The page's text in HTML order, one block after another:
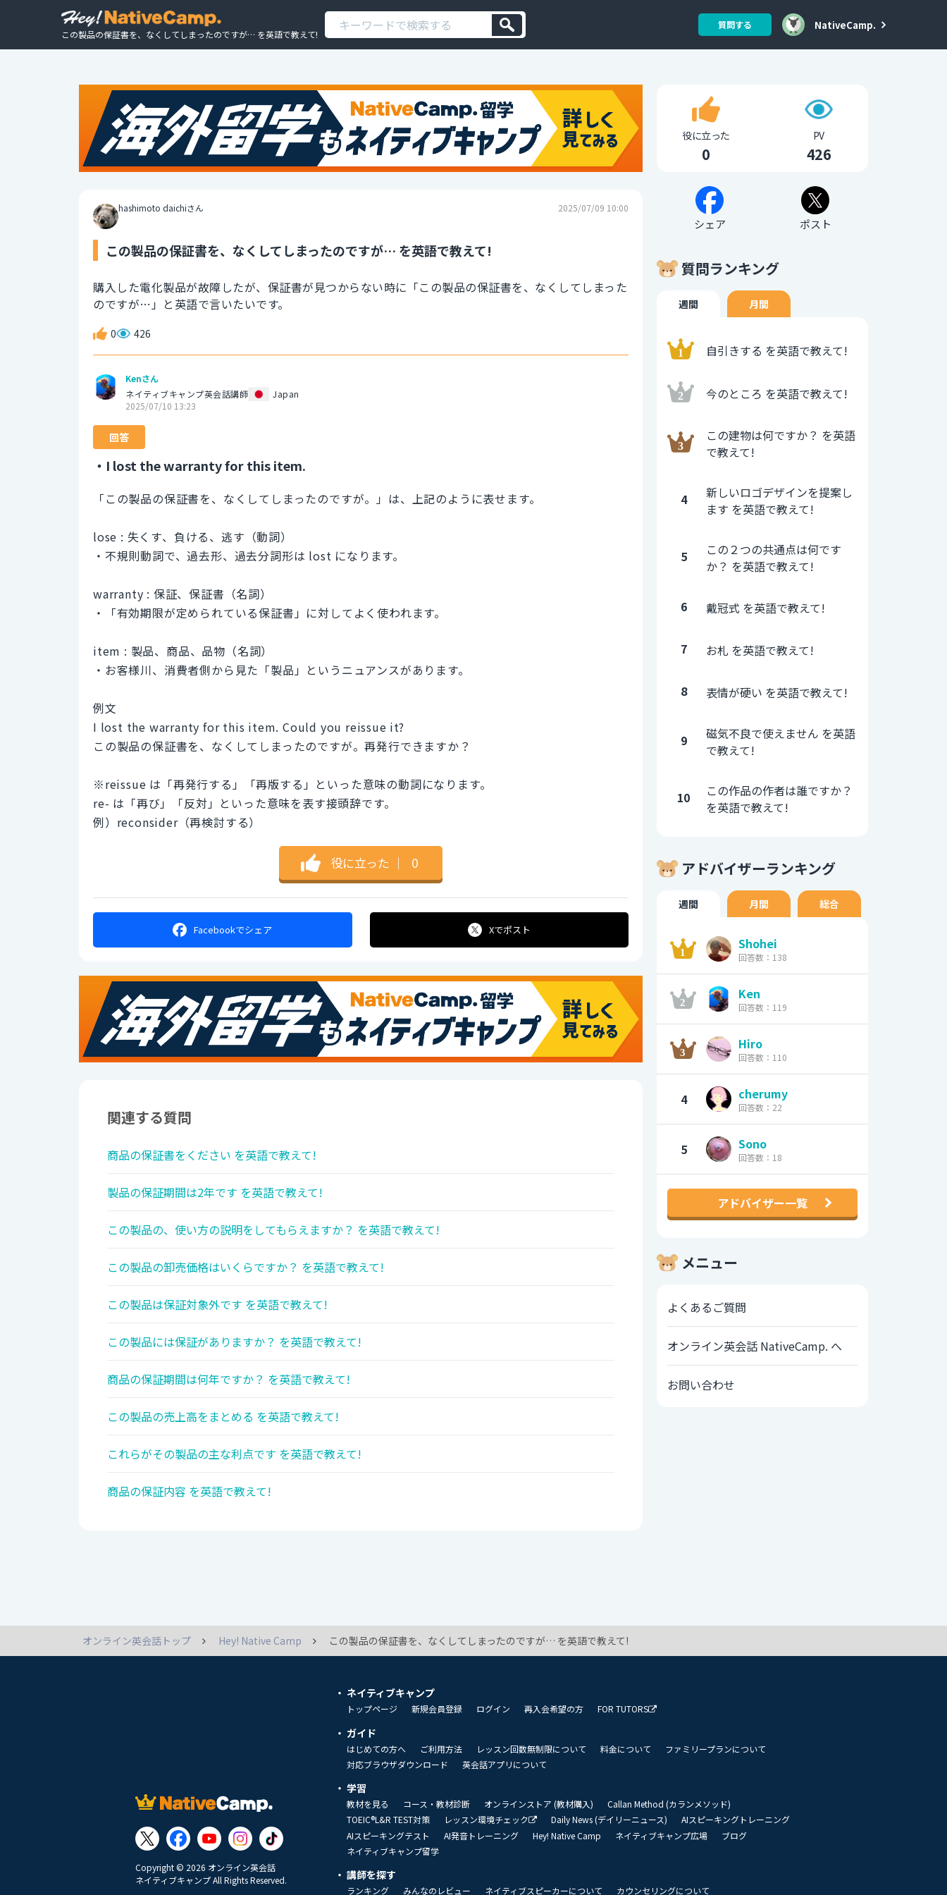
この製品の保証書を、なくしてしまったのですが… を英語で教えて!
質問する NativeCamp.
hashimoto daichiさん 2025/07/09 10:00
この製品の保証書を、なくしてしまったのですが… を英語で教えて!
購入した電化製品が故障したが、保証書が見つからない時に「この製品の保証書を、なくしてしまった
のですが…」と英語で言いたいです。
0 426
Kenさん
ネイティブキャンプ英会話講師
Japan
2025/07/10 13:23
回答
・I lost the warranty for this item.
「この製品の保証書を、なくしてしまったのですが。」は、上記のように表せます。
lose : 失くす、負ける、逃す（動詞）
・不規則動詞で、過去形、過去分詞形は lost になります。
warranty : 保証、保証書（名詞）
・「有効期限が定められている保証書」に対してよく使われます。
item : 製品、商品、品物（名詞）
・お客様川、消費者側から見た「製品」というニュアンスがあります。
例文
I lost the warranty for this item. Could you reissue it?
この製品の保証書を、なくしてしまったのですが。再発行できますか？
※reissue は「再発行する」「再版する」といった意味の動詞になります。
re- は「再び」「反対」といった意味を表す接頭辞です。
例）reconsider（再検討する）
役に立った ｜ 0
Facebookでシェア Xでポスト
関連する質問
商品の保証書をください を英語で教えて!
製品の保証期間は2年です を英語で教えて!
この製品の、使い方の説明をしてもらえますか？ を英語で教えて!
この製品の卸売価格はいくらですか？ を英語で教えて!
この製品は保証対象外です を英語で教えて!
この製品には保証がありますか？ を英語で教えて!
商品の保証期間は何年ですか？ を英語で教えて!
この製品の売上高をまとめる を英語で教えて!
これらがその製品の主な利点です を英語で教えて!
商品の保証内容 を英語で教えて!
役に立った
0
PV
426
シェア ポスト
質問ランキング
週間 月間
自引きする を英語で教えて!
今のところ を英語で教えて!
この建物は何ですか？ を英語
で教えて!
4
新しいロゴデザインを提案し
ます を英語で教えて!
5
この２つの共通点は何です
か？ を英語で教えて!
6 戴冠式 を英語で教えて!
7 お札 を英語で教えて!
8 表情が硬い を英語で教えて!
9
磁気不良で使えません を英語
で教えて!
10
この作品の作者は誰ですか？
を英語で教えて!
アドバイザーランキング
週間 月間 総合
Shohei
回答数：138
Ken
回答数：119
Hiro
回答数：110
4 cherumy
回答数：22
5 Sono
回答数：18
アドバイザー一覧
メニュー
よくあるご質問
オンライン英会話 NativeCamp. へ
お問い合わせ
オンライン英会話トップ Hey! Native Camp この製品の保証書を、なくしてしまったのですが… を英語で教えて!
Copyright © 2026 オンライン英会話
ネイティブキャンプ All Rights Reserved.
ネイティブキャンプ
トップページ 新規会員登録 ログイン 再入会希望の方 FOR TUTORS
ガイド
はじめての方へ ご利用方法 レッスン回数無制限について 料金について
ファミリープランについて
対応ブラウザダウンロード
英会話アプリについて
学習
教材を見る コース・教材診断 オンラインストア (教材購入)
Callan Method (カランメソッド)
TOEIC®L&R TEST対策
レッスン環境チェック Daily News (デイリーニュース)
AIスピーキングトレーニング
AIスピーキングテスト
AI発音トレーニング Hey! Native Camp ネイティブキャンプ広場
ブログ
ネイティブキャンプ留学
講師を探す
ランキング みんなのレビュー ネイティブスピーカーについて カウンセリングについて